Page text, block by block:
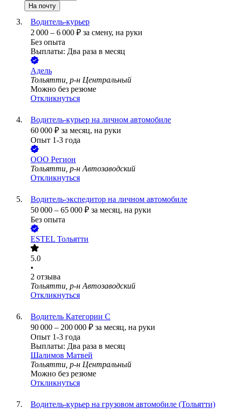
На почту
Водитель-курьер
2 000 – 6 000 ₽ за смену, на руки
Без опыта
Выплаты: Два раза в месяц
Адель
Тольятти, р-н Центральный
Можно без резюме
Откликнуться
Водитель-курьер на личном автомобиле
60 000 ₽ за месяц, на руки
Опыт 1-3 года
ООО Регион
Тольятти, р-н Автозаводский
Откликнуться
Водитель-экспедитор на личном автомобиле
50 000 – 65 000 ₽ за месяц, на руки
Без опыта
ESTEL Тольятти
5.0
•
2 отзыва
Тольятти, р-н Автозаводский
Откликнуться
Водитель Категории С
90 000 – 200 000 ₽ за месяц, на руки
Опыт 1-3 года
Выплаты: Два раза в месяц
Шалимов Матвей
Тольятти, р-н Центральный
Можно без резюме
Откликнуться
Водитель-курьер на грузовом автомобиле (Тольятти)